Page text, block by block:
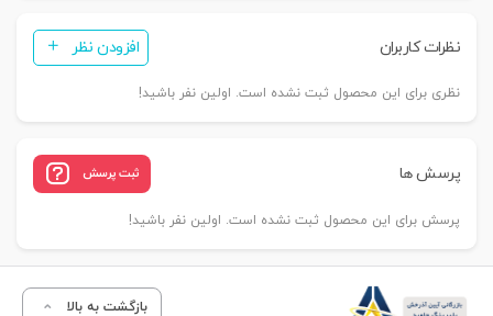
نظرات کاربران افزودن نظر
نظری برای این محصول ثبت نشده است. اولین نفر باشید!
پرسش ها ثبت پرسش
پرسش برای این محصول ثبت نشده است. اولین نفر باشید!
بازگشت به بالا